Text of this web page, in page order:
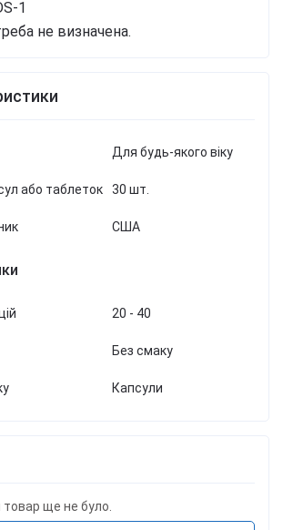
1
не визначена.
Для будь-якого віку
або таблеток 30 шт.
США
20 - 40
Без смаку
Капсули
товар ще не було.